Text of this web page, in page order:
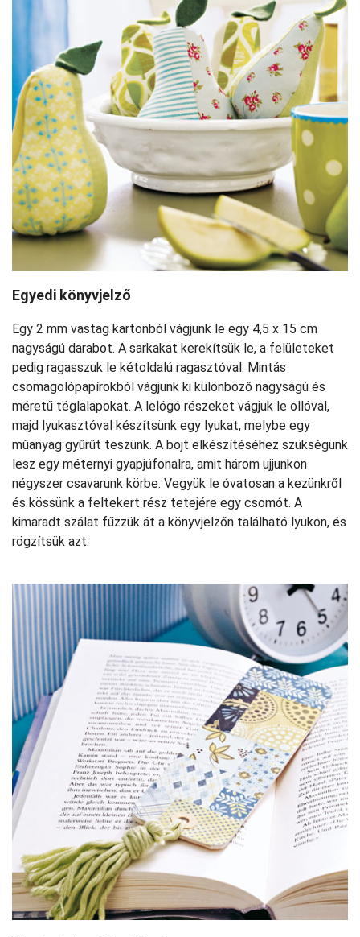
Egyedi könyvjelző
Egy 2 mm vastag kartonból vágjunk le egy 4,5 x 15 cm
nagyságú darabot. A sarkakat kerekítsük le, a felületeket
pedig ragasszuk le kétoldalú ragasztóval. Mintás
csomagolópapírokból vágjunk ki különböző nagyságú és
méretű téglalapokat. A lelógó részeket vágjuk le ollóval,
majd lyukasztóval készítsünk egy lyukat, melybe egy
műanyag gyűrűt teszünk. A bojt elkészítéséhez szükségünk
lesz egy méternyi gyapjúfonalra, amit három ujjunkon
négyszer csavarunk körbe. Vegyük le óvatosan a kezünkről
és kössünk a feltekert rész tetejére egy csomót. A
kimaradt szálat fűzzük át a könyvjelzőn található lyukon, és
rögzítsük azt.